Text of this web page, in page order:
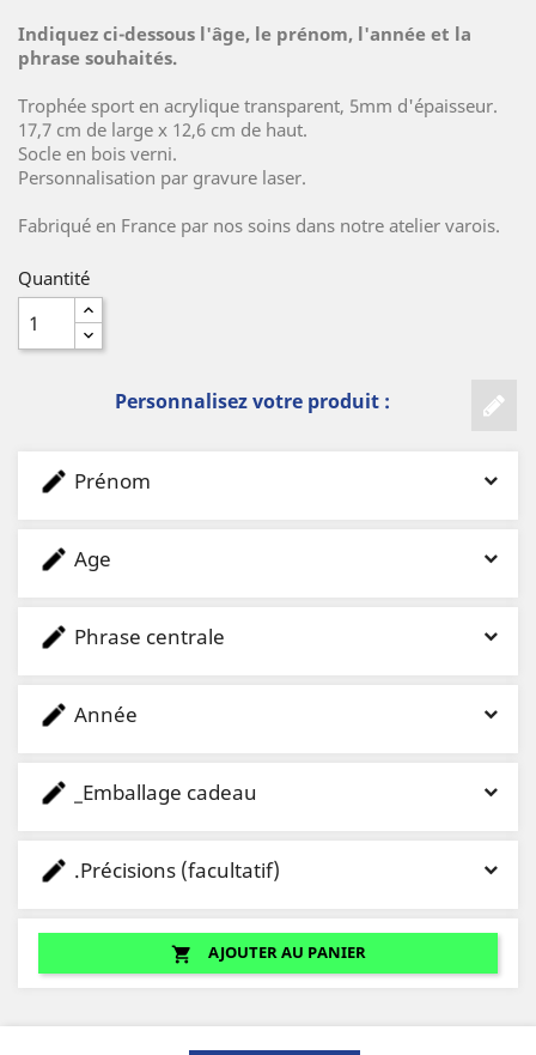
Indiquez ci-dessous l'âge, le prénom, l'année et la
phrase souhaités.
Trophée sport en acrylique transparent, 5mm d'épaisseur.
17,7 cm de large x 12,6 cm de haut.
Socle en bois verni.
Personnalisation par gravure laser.
Fabriqué en France par nos soins dans notre atelier varois.
Quantité
Personnalisez votre produit :
Prénom
Age
Phrase centrale
Année
_Emballage cadeau
.Précisions (facultatif)
shopping_cart AJOUTER AU PANIER